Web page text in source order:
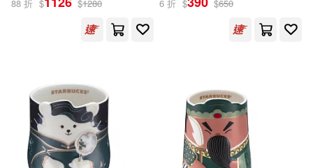
88 折 $ $1280 6 折 $ $650